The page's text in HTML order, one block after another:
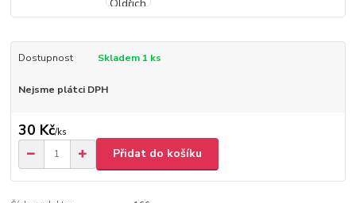
Dostupnost Skladem 1 ks
Nejsme plátci DPH
30 Kč/ks
Přidat do košíku